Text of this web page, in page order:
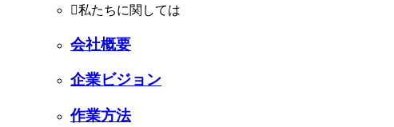
私たちに関しては
会社概要
企業ビジョン
作業方法